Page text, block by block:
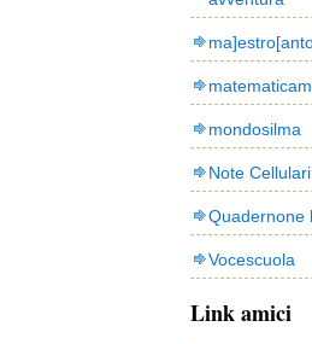
mondosilma
Note Cellulari
Quadernone
Vocescuola
Link amici